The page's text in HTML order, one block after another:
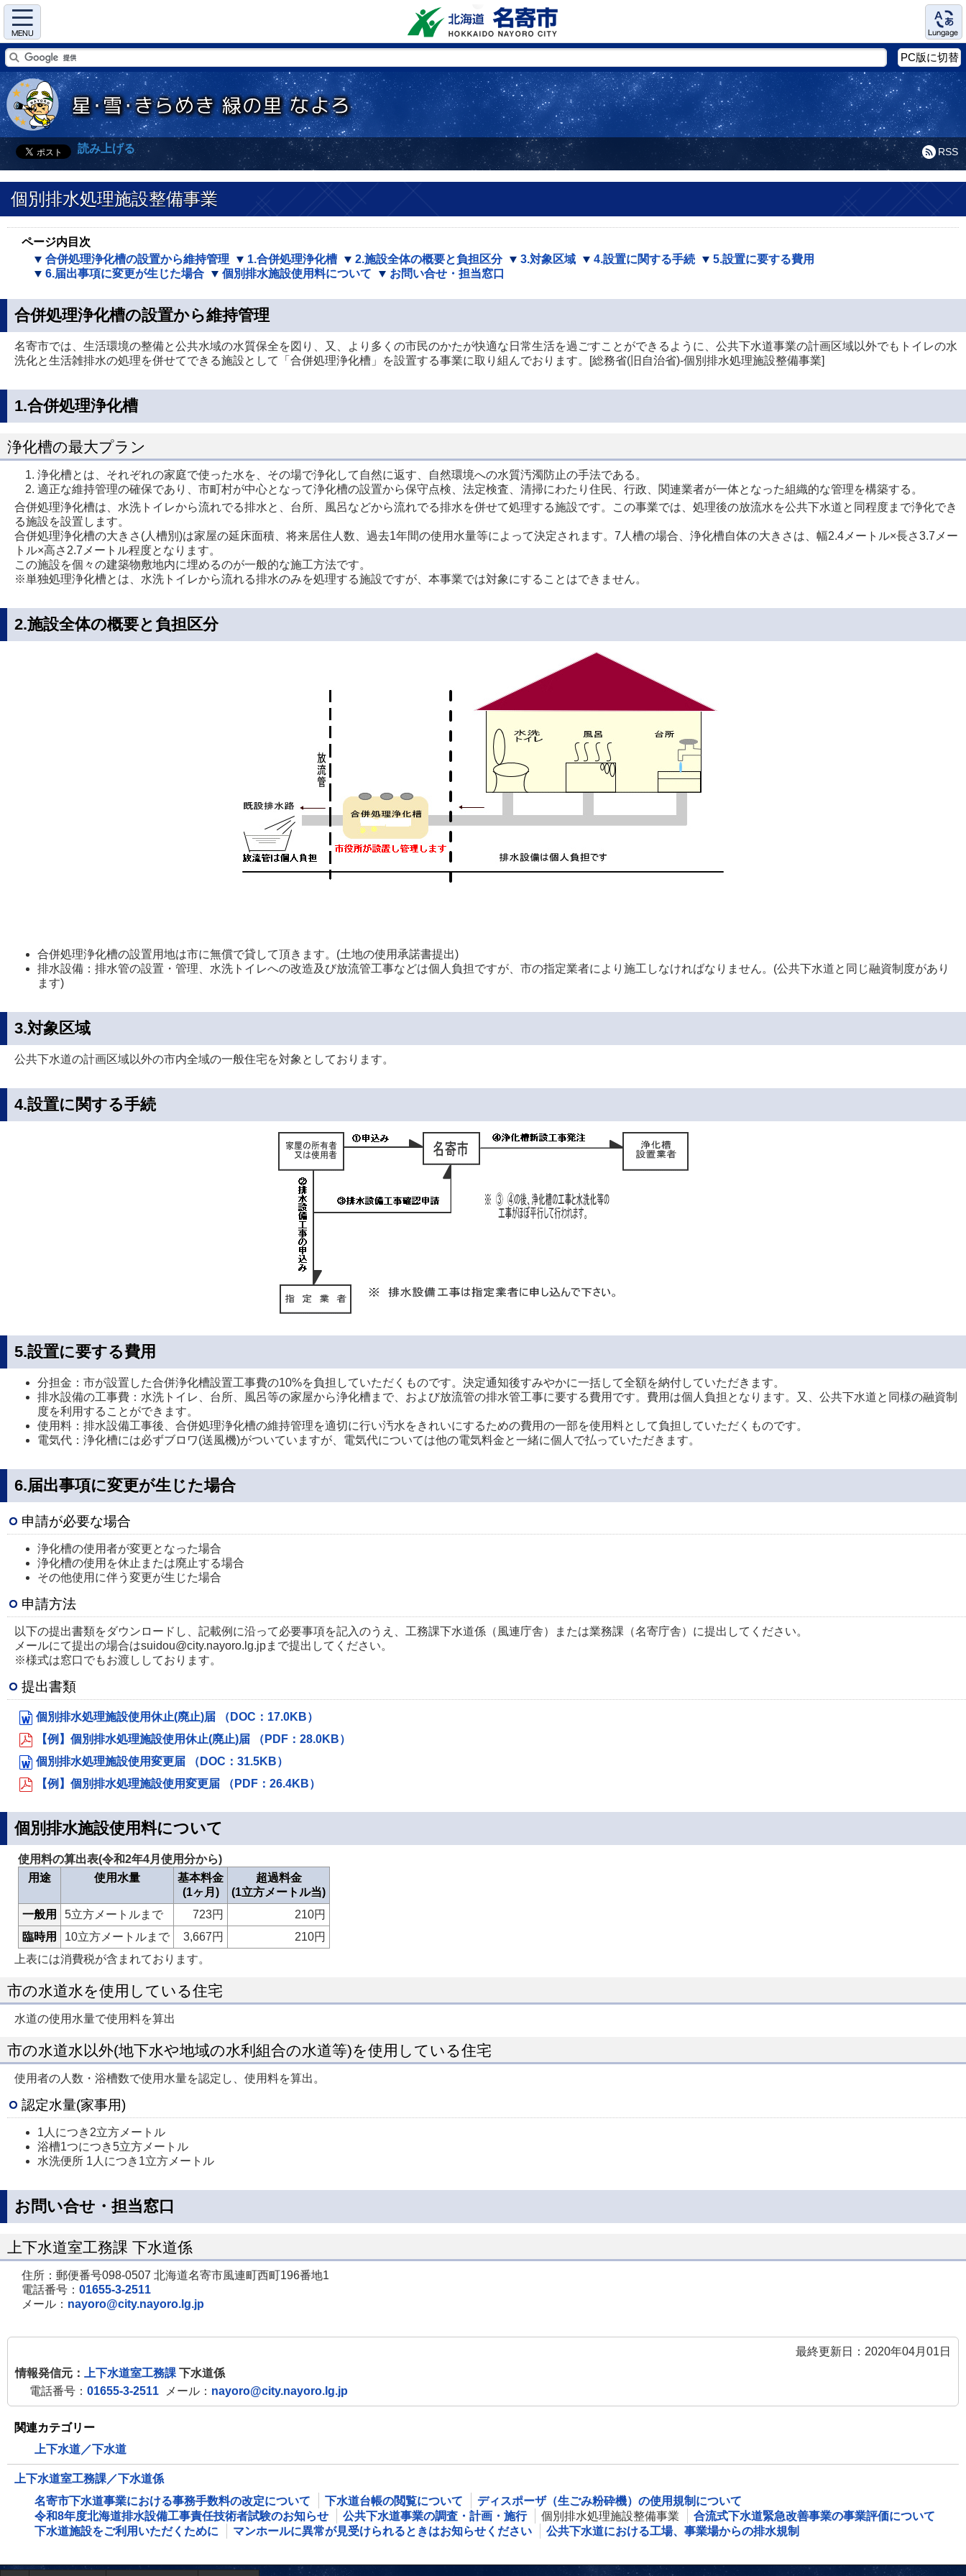
Menu Language
PC版に切替
RSS
読み上げる
個別排水処理施設整備事業
ページ内目次
合併処理浄化槽の設置から維持管理
1.合併処理浄化槽 2.施設全体の概要と負担区分 3.対象区域 4.設置に関する手続
5.設置に要する費用
6.届出事項に変更が生じた場合
個別排水施設使用料について お問い合せ・担当窓口
合併処理浄化槽の設置から維持管理
名寄市では、生活環境の整備と公共水域の水質保全を図り、又、より多くの市民のかたが快適な日常生活を過ごすことができるように、公共下水道事業の計画区域以外でもトイレの水
洗化と生活雑排水の処理を併せてできる施設として「合併処理浄化槽」を設置する事業に取り組んでおります。[総務省(旧自治省)-個別排水処理施設整備事業]
1.合併処理浄化槽
浄化槽の最大プラン
浄化槽とは、それぞれの家庭で使った水を、その場で浄化して自然に返す、自然環境への水質汚濁防止の手法である。
適正な維持管理の確保であり、市町村が中心となって浄化槽の設置から保守点検、法定検査、清掃にわたり住民、行政、関連業者が一体となった組織的な管理を構築する。
合併処理浄化槽は、水洗トイレから流れでる排水と、台所、風呂などから流れでる排水を併せて処理する施設です。この事業では、処理後の放流水を公共下水道と同程度まで浄化でき
る施設を設置します。
合併処理浄化槽の大きさ(人槽別)は家屋の延床面積、将来居住人数、過去1年間の使用水量等によって決定されます。7人槽の場合、浄化槽自体の大きさは、幅2.4メートル×長さ3.7メー
トル×高さ2.7メートル程度となります。
この施設を個々の建築物敷地内に埋めるのが一般的な施工方法です。
※単独処理浄化槽とは、水洗トイレから流れる排水のみを処理する施設ですが、本事業では対象にすることはできません。
2.施設全体の概要と負担区分
合併処理浄化槽の設置用地は市に無償で貸して頂きます。(土地の使用承諾書提出)
排水設備：排水管の設置・管理、水洗トイレへの改造及び放流管工事などは個人負担ですが、市の指定業者により施工しなければなりません。(公共下水道と同じ融資制度があり
ます)
3.対象区域
公共下水道の計画区域以外の市内全域の一般住宅を対象としております。
4.設置に関する手続
5.設置に要する費用
分担金：市が設置した合併浄化槽設置工事費の10%を負担していただくものです。決定通知後すみやかに一括して全額を納付していただきます。
排水設備の工事費：水洗トイレ、台所、風呂等の家屋から浄化槽まで、および放流管の排水管工事に要する費用です。費用は個人負担となります。又、公共下水道と同様の融資制
度を利用することができます。
使用料：排水設備工事後、合併処理浄化槽の維持管理を適切に行い汚水をきれいにするための費用の一部を使用料として負担していただくものです。
電気代：浄化槽には必ずブロワ(送風機)がついていますが、電気代については他の電気料金と一緒に個人で払っていただきます。
6.届出事項に変更が生じた場合
申請が必要な場合
浄化槽の使用者が変更となった場合
浄化槽の使用を休止または廃止する場合
その他使用に伴う変更が生じた場合
申請方法
以下の提出書類をダウンロードし、記載例に沿って必要事項を記入のうえ、工務課下水道係（風連庁舎）または業務課（名寄庁舎）に提出してください。
メールにて提出の場合はsuidou@city.nayoro.lg.jpまで提出してください。
※様式は窓口でもお渡ししております。
提出書類
個別排水処理施設使用休止(廃止)届 （DOC：17.0KB）
【例】個別排水処理施設使用休止(廃止)届 （PDF：28.0KB）
個別排水処理施設使用変更届 （DOC：31.5KB）
【例】個別排水処理施設使用変更届 （PDF：26.4KB）
個別排水施設使用料について
使用料の算出表(令和2年4月使用分から)
用途
使用水量
基本料金
(1ヶ月)
超過料金
(1立方メートル当)
一般用
5立方メートルまで 723円
210円
臨時用
10立方メートルまで 3,667円
210円
上表には消費税が含まれております。
市の水道水を使用している住宅
水道の使用水量で使用料を算出
市の水道水以外(地下水や地域の水利組合の水道等)を使用している住宅
使用者の人数・浴槽数で使用水量を認定し、使用料を算出。
認定水量(家事用)
1人につき2立方メートル
浴槽1つにつき5立方メートル
水洗便所 1人につき1立方メートル
お問い合せ・担当窓口
上下水道室工務課 下水道係
住所：郵便番号098-0507 北海道名寄市風連町西町196番地1
電話番号： 01655-3-2511
メール： nayoro@city.nayoro.lg.jp
最終更新日：2020年04月01日
情報発信元：
上下水道室工務課 下水道係
電話番号： 01655-3-2511 メール： nayoro@city.nayoro.lg.jp
関連カテゴリー
上下水道／下水道
上下水道室工務課／下水道係
名寄市下水道事業における事務手数料の改定について
下水道台帳の閲覧について
ディスポーザ（生ごみ粉砕機）の使用規制について
令和8年度北海道排水設備工事責任技術者試験のお知らせ
公共下水道事業の調査・計画・施行 個別排水処理施設整備事業
合流式下水道緊急改善事業の事業評価について
下水道施設をご利用いただくために
マンホールに異常が見受けられるときはお知らせください 公共下水道における工場、事業場からの排水規制